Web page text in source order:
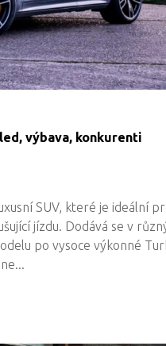
výbava, konkurenti
SUV, které je ideální
jízdu. Dodává se v
po vysoce výkonné